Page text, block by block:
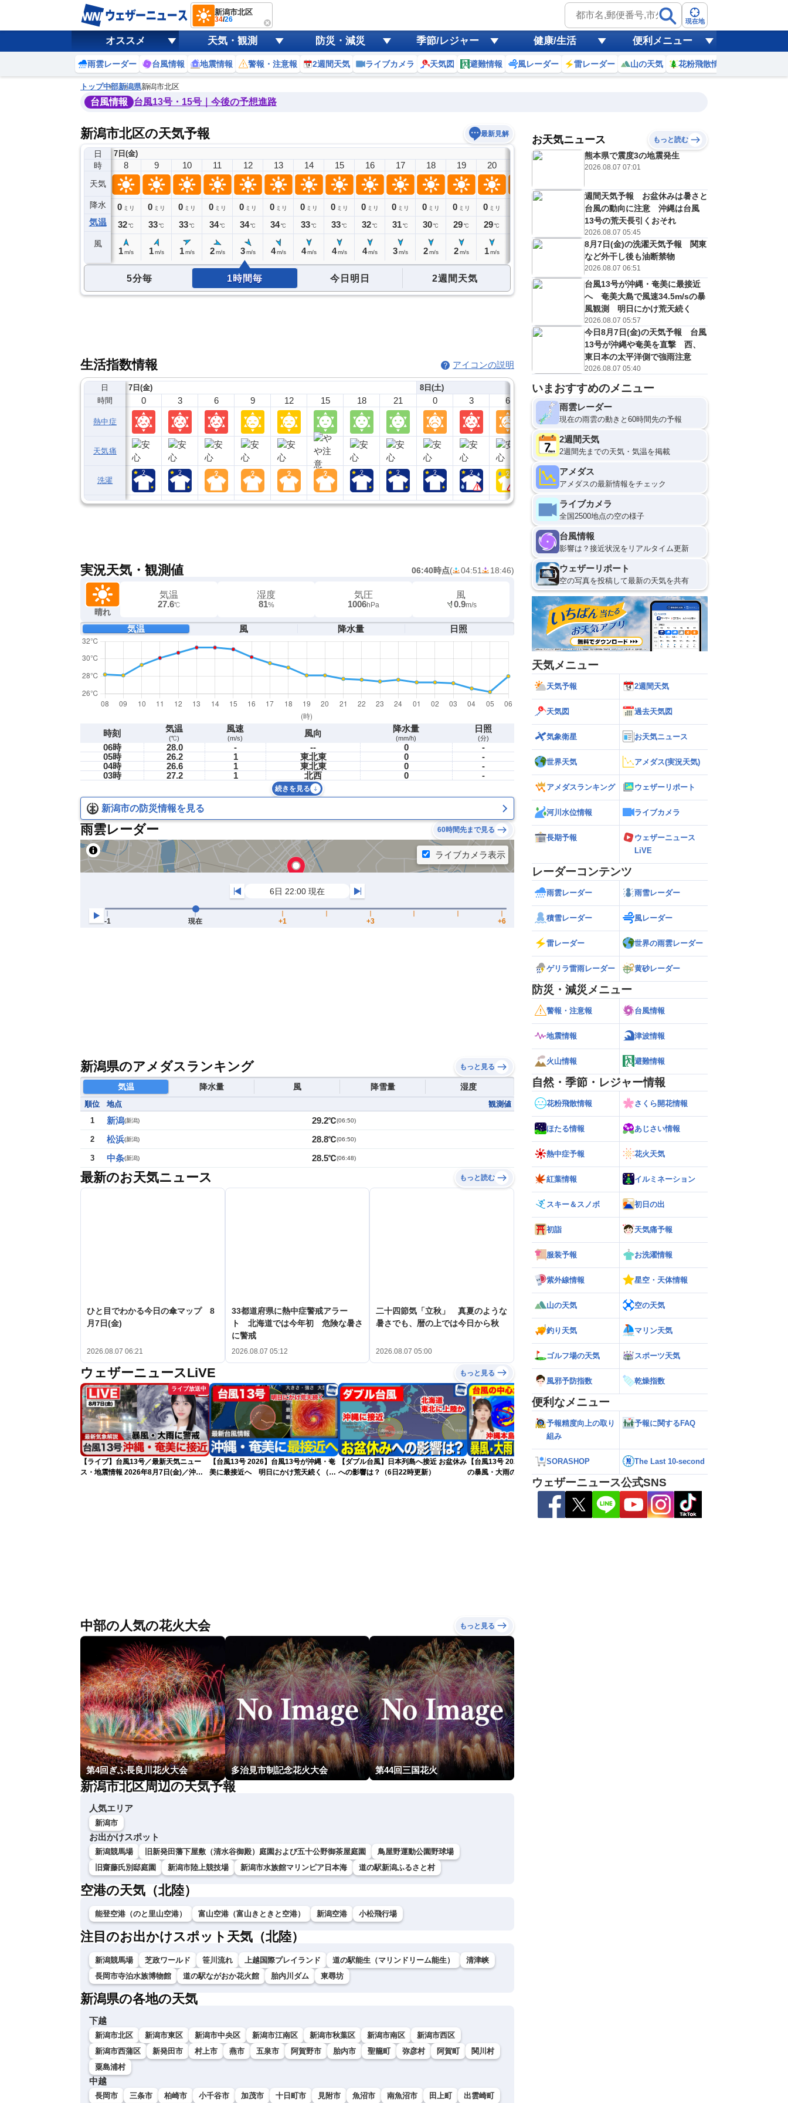
新潟市北区
34/26 現在地
オススメ 天気・観測 防災・減災 季節/レジャー 健康/生活 便利メニュー
雨雲レーダー 台風情報 地震情報 警報・注意報 2週間天気 ライブカメラ 天気図 避難情報 風レーダー 雷レーダー 山の天気 花粉飛散情報
トップ中部新潟県新潟市北区
台風情報 台風13号・15号｜今後の予想進路
新潟市北区の天気予報 最新見解
日
時
天気
降水
気温
風
7日(金)
7
0ミリ
30℃
8
0 ミリ
32℃
1 m/s
9
0 ミリ
33℃
1 m/s
10
0 ミリ
33℃
1 m/s
11
0 ミリ
34℃
2 m/s
12
0 ミリ
34℃
3 m/s
13
0 ミリ
34℃
4 m/s
14
0 ミリ
33℃
4 m/s
15
0 ミリ
33℃
4 m/s
16
0 ミリ
32℃
4 m/s
17
0 ミリ
31℃
3 m/s
18
0 ミリ
30℃
2 m/s
19
0 ミリ
29℃
2 m/s
20
0 ミリ
29℃
1 m/s
23
ミリ
27℃
m/s
8日(土)
0
0ミリ
27℃
0m/s
0ミリ
27℃
0m/s
0 ミリ
26
0
0
0
5分毎 1時間毎 今日明日 2週間天気
生活指数情報 アイコンの説明
日
時間
熱中症
天気痛
洗濯
7日(金)
0 3 6 9 12 15 18 21
8日(土)
0 3 6 9 12
実況天気・観測値 06:40時点( 04:51 18:46)
晴れ
気温
27.6℃
湿度
81%
気圧
1006hPa
風
0.9m/s
気温 風 降水量 日照
時刻 気温
(℃)
風速
(m/s) 風向 降水量
(mm/h)
日照
(分)
06時 28.0 - -- 0
-
05時
26.2 1 東北東 0
-
04時
26.6 1 東北東 0
-
03時
27.2 1 北西 0 -
続きを見る
新潟市の防災情報を見る
雨雲レーダー 60時間先まで見る
新潟県のアメダスランキング もっと見る
気温 降水量 風 降雪量 湿度
順位 地点
観測値
1
新潟(新潟) 29.2℃(06:50)
2 松浜(新潟) 28.8℃(06:50)
3 中条(新潟) 28.5℃(06:48)
最新のお天気ニュース もっと読む
ひと目でわかる今日の傘マップ 8
月7日(金)
2026.08.07 06:21
33都道府県に熱中症警戒アラー
ト 北海道では今年初 危険な暑さ
に警戒
2026.08.07 05:12
二十四節気「立秋」 真夏のような
暑さでも、暦の上では今日から秋
2026.08.07 05:00
ウェザーニュースLiVE もっと見る
ライブ放送中
【ライブ】台風13号／最新天気ニュー
ス・地震情報 2026年8月7日(金)／沖
【台風13号 2026】台風13号が沖縄・奄
美に最接近へ 明日にかけ荒天続く（7
【ダブル台風】日本列島へ接近 お盆休み
への影響は？（6日22時更新）
【台風13号 2026】沖縄本島・奄美地方
の暴風・大雨のピークはいつまで続く？
【雨情報】台風から離れた西日本太平洋
中部の人気の花火大会 もっと見る
第4回ぎふ長良川花火大会 多治見市制記念花火大会 第44回三国花火
新潟市北区周辺の天気予報
人気エリア
新潟市
お出かけスポット
新潟競馬場 旧新発田藩下屋敷（清水谷御殿）庭園および五十公野御茶屋庭園
鳥屋野運動公園野球場
旧齋藤氏別邸庭園
新潟市陸上競技場 新潟市水族館マリンピア日本海 道の駅新潟ふるさと村
空港の天気（北陸）
能登空港（のと里山空港） 富山空港（富山きときと空港） 新潟空港 小松飛行場
注目のお出かけスポット天気（北陸）
新潟競馬場 芝政ワールド 笹川流れ 上越国際プレイランド 道の駅能生（マリンドリーム能生）
清津峡
長岡市寺泊水族博物館
道の駅ながおか花火館 胎内川ダム 東尋坊
新潟県の各地の天気
下越
新潟市北区 新潟市東区 新潟市中央区 新潟市江南区 新潟市秋葉区 新潟市南区
新潟市西区
新潟市西蒲区
新発田市 村上市 燕市 五泉市 阿賀野市 胎内市 聖籠町 弥彦村 阿賀町
関川村
粟島浦村
中越
長岡市 三条市 柏崎市 小千谷市 加茂市 十日町市 見附市 魚沼市 南魚沼市 田上町 出雲崎町
お天気ニュース もっと読む
熊本県で震度3の地震発生
2026.08.07 07:01
週間天気予報 お盆休みは暑さと
台風の動向に注意 沖縄は台風
13号の荒天長引くおそれ
2026.08.07 05:45
8月7日(金)の洗濯天気予報 関東
など外干し後も油断禁物
2026.08.07 06:51
台風13号が沖縄・奄美に最接近
へ 奄美大島で風速34.5m/sの暴
風観測 明日にかけ荒天続く
2026.08.07 05:57
今日8月7日(金)の天気予報 台風
13号が沖縄や奄美を直撃 西、
東日本の太平洋側で強雨注意
2026.08.07 05:40
いまおすすめのメニュー
雨雲レーダー
現在の雨雲の動きと60時間先の予報
2週間天気
2週間先までの天気・気温を掲載
アメダス
アメダスの最新情報をチェック
ライブカメラ
全国2500地点の空の様子
台風情報
影響は？接近状況をリアルタイム更新
ウェザーリポート
空の写真を投稿して最新の天気を共有
天気メニュー
天気予報 2週間天気
天気図 過去天気図
気象衛星 お天気ニュース
世界天気 アメダス(実況天気)
アメダスランキング ウェザーリポート
河川水位情報 ライブカメラ
長期予報
ウェザーニュース
LiVE
レーダーコンテンツ
雨雲レーダー 雨雪レーダー
積雪レーダー 風レーダー
雷レーダー 世界の雨雲レーダー
ゲリラ雷雨レーダー 黄砂レーダー
防災・減災メニュー
警報・注意報 台風情報
地震情報 津波情報
火山情報 避難情報
自然・季節・レジャー情報
花粉飛散情報 さくら開花情報
ほたる情報 あじさい情報
熱中症予報 花火天気
紅葉情報 イルミネーション
スキー＆スノボ 初日の出
初詣 天気痛予報
服装予報 お洗濯情報
紫外線情報 星空・天体情報
山の天気 空の天気
釣り天気 マリン天気
ゴルフ場の天気 スポーツ天気
風邪予防指数 乾燥指数
便利なメニュー
予報精度向上の取り
組み
予報に関するFAQ
SORASHOP The Last 10-second
ウェザーニュース公式SNS